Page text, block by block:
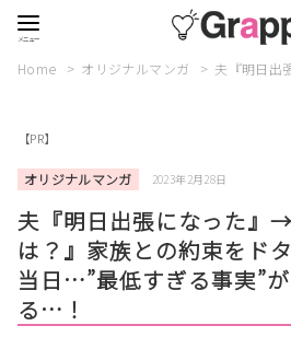
Home オリジナルマンガ 夫『明日出
【PR】
オリジナルマンガ 2023年2月28日
夫『明日出張になった』
は？』家族との約束をド
当日…”最低すぎる事実”
る…！